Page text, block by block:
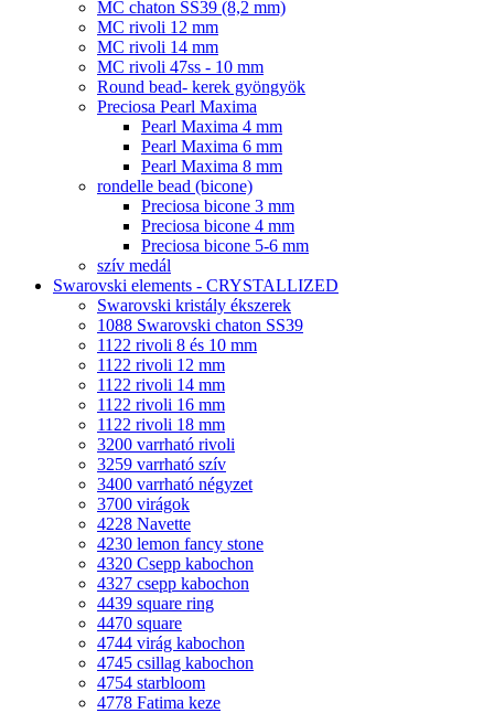
MC chaton SS39 (8,2 mm)
MC rivoli 12 mm
MC rivoli 14 mm
MC rivoli 47ss - 10 mm
Round bead- kerek gyöngyök
Preciosa Pearl Maxima
Pearl Maxima 4 mm
Pearl Maxima 6 mm
Pearl Maxima 8 mm
rondelle bead (bicone)
Preciosa bicone 3 mm
Preciosa bicone 4 mm
Preciosa bicone 5-6 mm
szív medál
Swarovski elements - CRYSTALLIZED
Swarovski kristály ékszerek
1088 Swarovski chaton SS39
1122 rivoli 8 és 10 mm
1122 rivoli 12 mm
1122 rivoli 14 mm
1122 rivoli 16 mm
1122 rivoli 18 mm
3200 varrható rivoli
3259 varrható szív
3400 varrható négyzet
3700 virágok
4228 Navette
4230 lemon fancy stone
4320 Csepp kabochon
4327 csepp kabochon
4439 square ring
4470 square
4744 virág kabochon
4745 csillag kabochon
4754 starbloom
4778 Fatima keze